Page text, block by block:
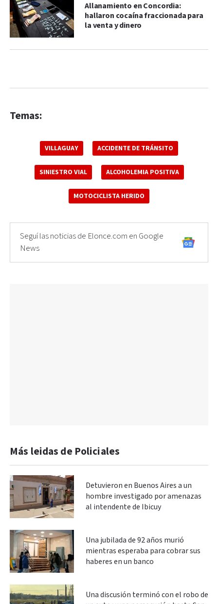
Allanamiento en Concordia:
hallaron cocaína fraccionada para
la venta y dinero
Temas:
VILLAGUAY ACCIDENTE DE TRÁNSITO
SINIESTRO VIAL ALCOHOLEMIA POSITIVA
MOTOCICLISTA HERIDO
Seguí las noticias de Elonce.com en Google
News
Más leidas de Policiales
Detuvieron en Buenos Aires a un
hombre investigado por amenazas
al intendente de Ibicuy
Una jubilada de 92 años murió
mientras esperaba para cobrar sus
haberes en un banco
Una discusión terminó con el robo de